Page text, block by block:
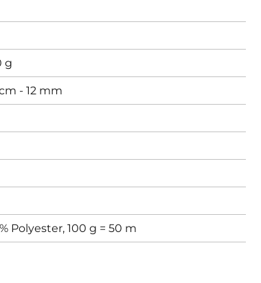
g
- 12 mm
Polyester, 100 g = 50 m